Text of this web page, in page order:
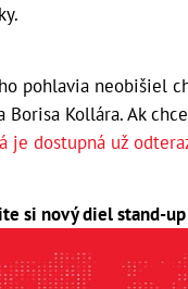
pohlavia neobišiel
Borisa Kollára. Ak
dostupná už
si nový diel stand-